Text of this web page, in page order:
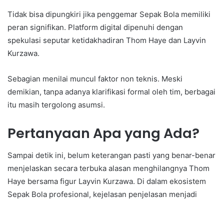
Tidak bisa dipungkiri jika penggemar Sepak Bola memiliki
peran signifikan. Platform digital dipenuhi dengan
spekulasi seputar ketidakhadiran Thom Haye dan Layvin
Kurzawa.
Sebagian menilai muncul faktor non teknis. Meski
demikian, tanpa adanya klarifikasi formal oleh tim, berbagai
itu masih tergolong asumsi.
Pertanyaan Apa yang Ada?
Sampai detik ini, belum keterangan pasti yang benar-benar
menjelaskan secara terbuka alasan menghilangnya Thom
Haye bersama figur Layvin Kurzawa. Di dalam ekosistem
Sepak Bola profesional, kejelasan penjelasan menjadi